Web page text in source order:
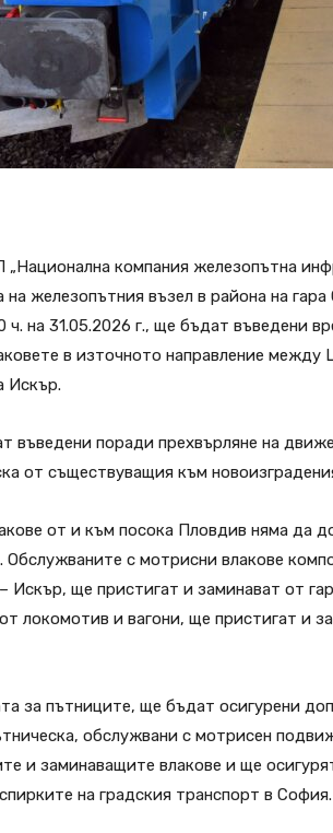
компания железопътна
железопътния възел в района на
ч. на 31.05.2026 г., ще бъдат въведени
в източното направление между
Искър.
въведени поради прехвърляне на
от съществуващия към
от и към посока Пловдив няма да
Обслужваните с мотрисни влакове
Искър, ще пристигат и заминават от
локомотив и вагони, ще пристигат и
за пътниците, ще бъдат осигурени
обслужвани с мотрисен
и заминаващите влакове и ще
на градския транспорт в София.